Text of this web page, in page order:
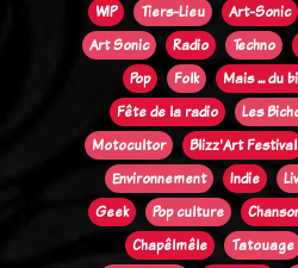
WIP
Tiers-Lieu Art-Sonic
Art Sonic
Radio Techno
Pop
Folk Mais ... du
Fête de la radio
Les
Motocultor
Blizz'Art Festival
Environnement
Indie
Geek
Pop culture
Chapêlmêle
Tatouage